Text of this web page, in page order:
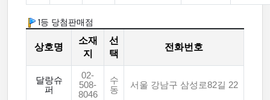
1등 당첨판매점
상호명
소재
지
선
택
전화번호
달랑슈
퍼
02-
508-
8046
수
동
서울 강남구 삼성로82길 22